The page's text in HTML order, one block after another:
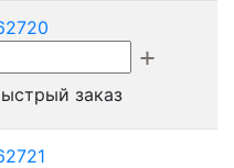
заказ